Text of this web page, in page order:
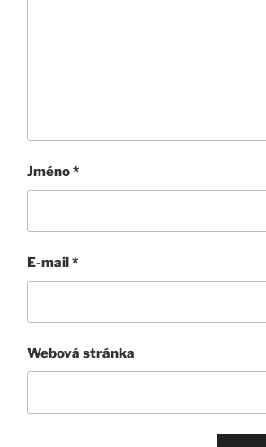
Jméno*
E-mail*
Webová stránka